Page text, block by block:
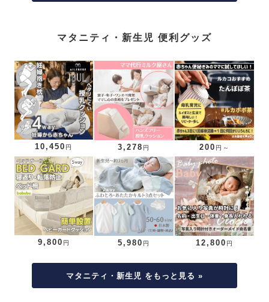
マタニティ・新生児 便利グッズ
10,450 円 3,278 円 200 円～
9,800 円 5,980 円 12,800 円
マタニティ・新生児 をもっと見る »